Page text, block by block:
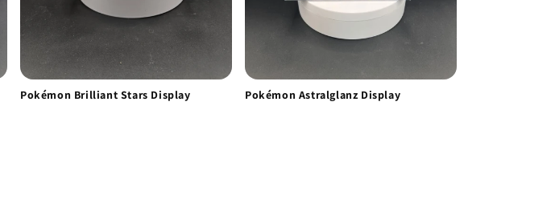
Pokémon Brilliant Stars Display Pokémon Astralglanz Display